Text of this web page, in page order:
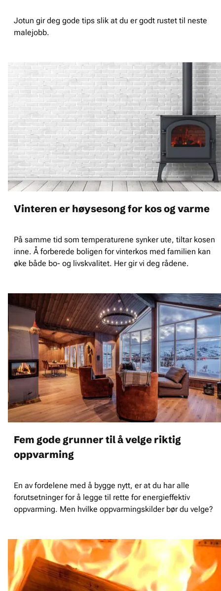
Jotun gir deg gode tips slik at du er godt rustet til neste
malejobb.
Vinteren er høysesong for kos og varme
På samme tid som temperaturene synker ute, tiltar kosen
inne. Å forberede boligen for vinterkos med familien kan
øke både bo- og livskvalitet. Her gir vi deg rådene.
Fem gode grunner til å velge riktig
oppvarming
En av fordelene med å bygge nytt, er at du har alle
forutsetninger for å legge til rette for energieffektiv
oppvarming. Men hvilke oppvarmingskilder bør du velge?